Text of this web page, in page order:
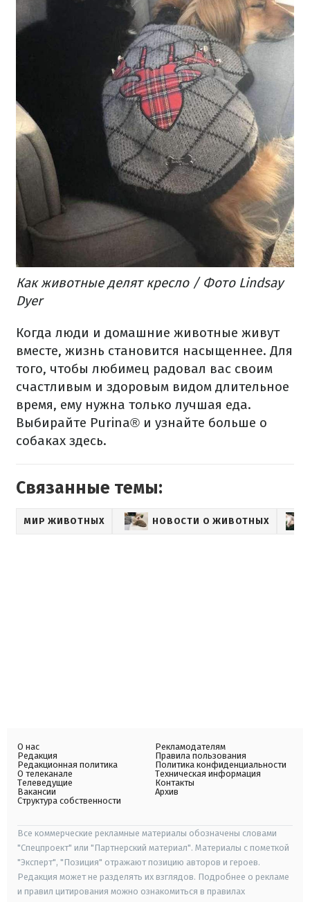
Как животные делят кресло / Фото Lindsay
Dyer
Когда люди и домашние животные живут
вместе, жизнь становится насыщеннее. Для
того, чтобы любимец радовал вас своим
счастливым и здоровым видом длительное
время, ему нужна только лучшая еда.
Выбирайте Purina® и узнайте больше о
собаках здесь.
Связанные темы:
МИР ЖИВОТНЫХ НОВОСТИ О ЖИВОТНЫХ
О нас
Редакция
Редакционная политика
О телеканале
Телеведущие
Вакансии
Структура собственности
Рекламодателям
Правила пользования
Политика конфиденциальности
Техническая информация
Контакты
Архив
Все коммерческие рекламные материалы обозначены словами
"Спецпроект" или "Партнерский материал". Материалы с пометкой
"Эксперт", "Позиция" отражают позицию авторов и героев.
Редакция может не разделять их взглядов. Подробнее о рекламе
и правил цитирования можно ознакомиться в правилах